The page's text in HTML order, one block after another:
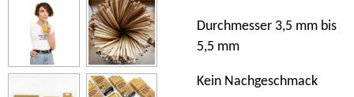
Durchmesser 3,5 mm bis
5,5 mm
Kein Nachgeschmack